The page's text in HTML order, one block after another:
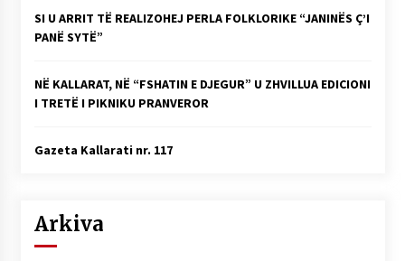
06/02/2025
SI U ARRIT TË REALIZOHEJ PERLA FOLKLORIKE “JANINËS Ç’I
PANË SYTË”
NË KALLARAT, NË “FSHATIN E DJEGUR” U ZHVILLUA EDICIONI
I TRETË I PIKNIKU PRANVEROR
Gazeta Kallarati nr. 117
Arkiva